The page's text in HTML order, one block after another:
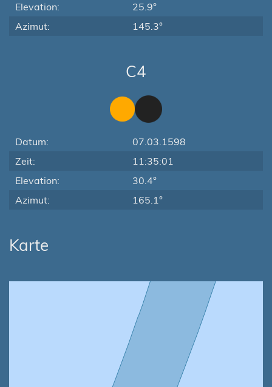
Elevation:
25.9°
Azimut:
145.3°
C4
Datum:
07.03.1598
Zeit:
11:35:01
Elevation:
30.4°
Azimut:
165.1°
Karte